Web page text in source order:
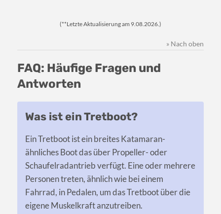
(**Letzte Aktualisierung am 9.08.2026.)
» Nach oben
FAQ: Häufige Fragen und
Antworten
Was ist ein Tretboot?
Ein Tretboot ist ein breites Katamaran-
ähnliches Boot das über Propeller- oder
Schaufelradantrieb verfügt. Eine oder mehrere
Personen treten, ähnlich wie bei einem
Fahrrad, in Pedalen, um das Tretboot über die
eigene Muskelkraft anzutreiben.